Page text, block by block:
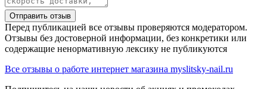
Отправить отзыв
Перед публикацией все отзывы проверяются модератором.
Отзывы без достоверной информации, без конкретики или
содержащие ненормативную лексику не публикуются
Все отзывы о работе интернет магазина myslitsky-nail.ru